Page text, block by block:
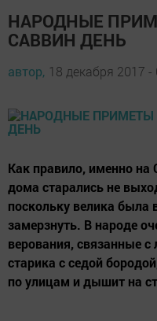
НАРОДНЫЕ
САВВИН ДЕНЬ
автор, 18 декабря 2017 -
Как правило, именно на
дома старались не
поскольку велика была
замерзнуть. В народе
верования, связанные
старика с седой
по улицам и дышит на